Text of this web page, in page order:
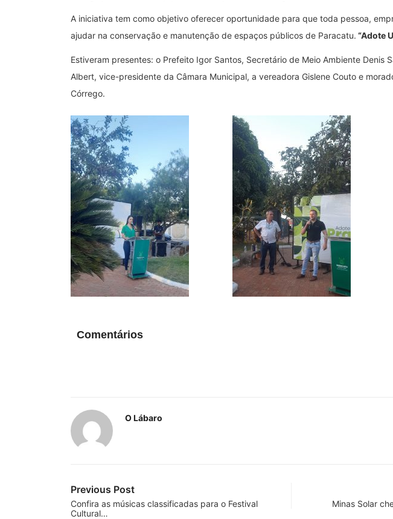
A iniciativa tem como objetivo oferecer oportunidade para que toda pessoa,
ajudar na conservação e manutenção de espaços públicos de Paracatu. “Adote
Estiveram presentes: o Prefeito Igor Santos, Secretário de Meio Ambiente Denis
Albert, vice-presidente da Câmara Municipal, a vereadora Gislene Couto e
Córrego.
Comentários
O Lábaro
Previous Post
Confira as músicas classificadas para o Festival
Cultural…
Minas Solar